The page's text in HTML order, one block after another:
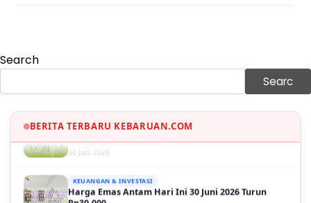
Search
Searc
BERITA TERBARU KEBARUAN.COM
OLAH RAGA
30 Juni 2026
KEUANGAN & INVESTASI
Rp30.000
30 Juni 2026